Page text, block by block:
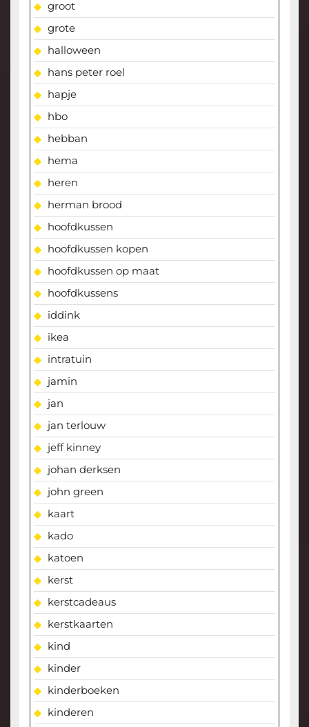
groot
grote
halloween
hans peter roel
hapje
hbo
hebban
hema
heren
herman brood
hoofdkussen
hoofdkussen kopen
hoofdkussen op maat
hoofdkussens
iddink
ikea
intratuin
jamin
jan
jan terlouw
jeff kinney
johan derksen
john green
kaart
kado
katoen
kerst
kerstcadeaus
kerstkaarten
kind
kinder
kinderboeken
kinderen